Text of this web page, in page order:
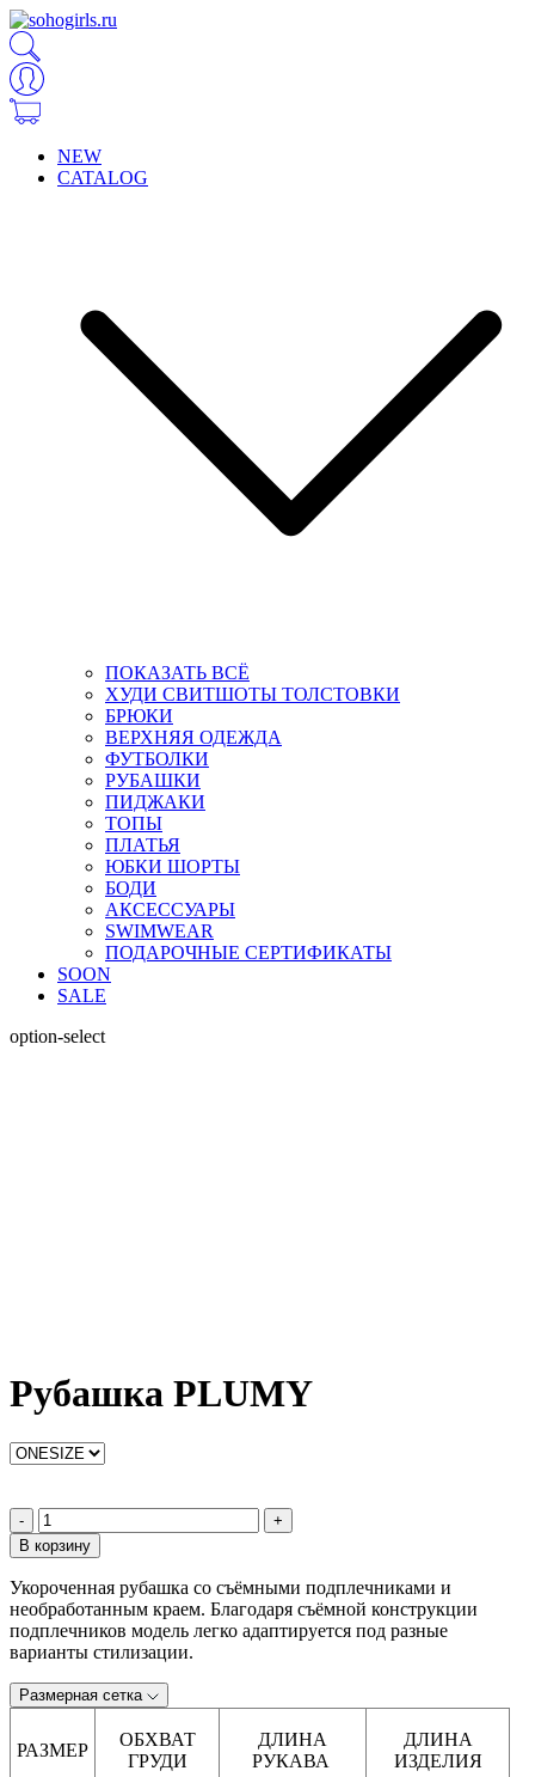
NEW
CATALOG
ПОКАЗАТЬ ВСЁ
ХУДИ СВИТШОТЫ ТОЛСТОВКИ
БРЮКИ
ВЕРХНЯЯ ОДЕЖДА
ФУТБОЛКИ
РУБАШКИ
ПИДЖАКИ
ТОПЫ
ПЛАТЬЯ
ЮБКИ ШОРТЫ
БОДИ
АКСЕССУАРЫ
SWIMWEAR
ПОДАРОЧНЫЕ СЕРТИФИКАТЫ
SOON
SALE
option-select
Рубашка PLUMY
-
+
В корзину
Укороченная рубашка со съёмными подплечниками и
необработанным краем. Благодаря съёмной конструкции
подплечников модель легко адаптируется под разные
варианты стилизации.
Размерная сетка
РАЗМЕР
ОБХВАТ
ГРУДИ
ДЛИНА
РУКАВА
ДЛИНА
ИЗДЕЛИЯ